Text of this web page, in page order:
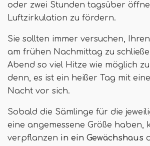
oder zwei Stunden tagsüber
Luftzirkulation zu fördern.
Sie sollten immer versuchen,
am frühen Nachmittag zu
Abend so viel Hitze wie möglich
denn, es ist ein heißer Tag mit
Nacht vor sich.
Sobald die Sämlinge für die
eine angemessene Größe haben,
verpflanzen in ein Gewächshaus